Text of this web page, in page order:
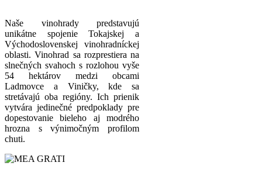
Naše vinohrady predstavujú
unikátne spojenie Tokajskej a
Východoslovenskej vinohradníckej
oblasti. Vinohrad sa rozprestiera na
slnečných svahoch s rozlohou vyše
54 hektárov medzi obcami
Ladmovce a Viničky, kde sa
stretávajú oba regióny. Ich prienik
vytvára jedinečné predpoklady pre
dopestovanie bieleho aj modrého
hrozna s výnimočným profilom
chuti.